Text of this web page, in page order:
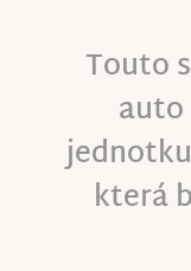
kromě
území.
ztráty
přátel.
útoky
energiemi,
Touto
auto
která